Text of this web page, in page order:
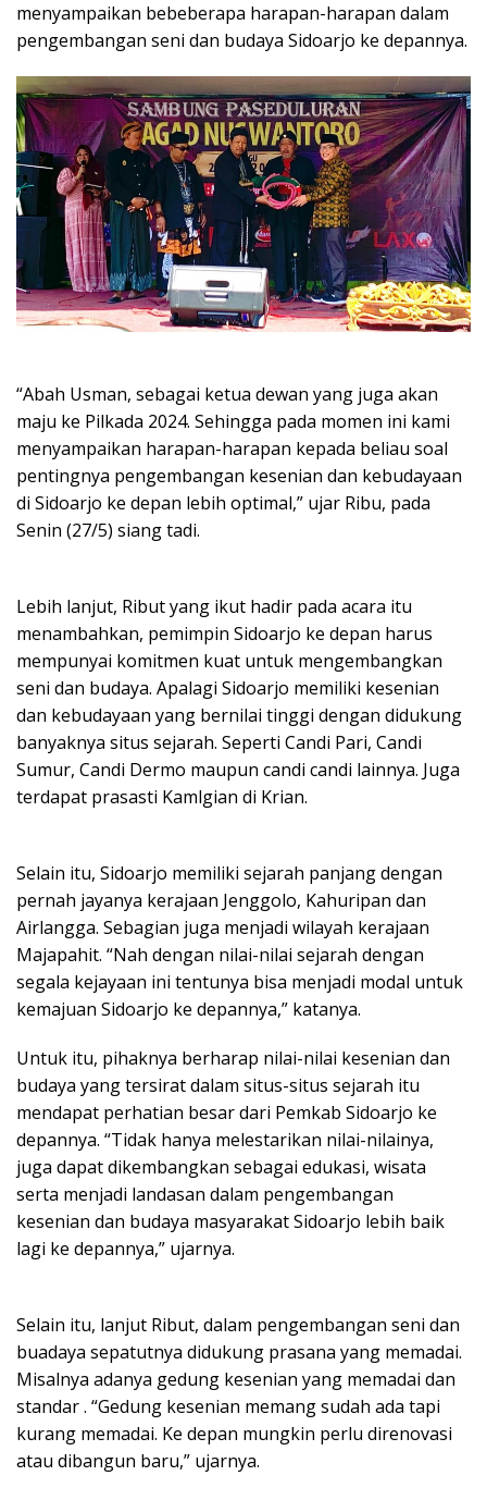
menyampaikan bebeberapa harapan-harapan dalam
pengembangan seni dan budaya Sidoarjo ke depannya.
“Abah Usman, sebagai ketua dewan yang juga akan
maju ke Pilkada 2024. Sehingga pada momen ini kami
menyampaikan harapan-harapan kepada beliau soal
pentingnya pengembangan kesenian dan kebudayaan
di Sidoarjo ke depan lebih optimal,” ujar Ribu, pada
Senin (27/5) siang tadi.
Lebih lanjut, Ribut yang ikut hadir pada acara itu
menambahkan, pemimpin Sidoarjo ke depan harus
mempunyai komitmen kuat untuk mengembangkan
seni dan budaya. Apalagi Sidoarjo memiliki kesenian
dan kebudayaan yang bernilai tinggi dengan didukung
banyaknya situs sejarah. Seperti Candi Pari, Candi
Sumur, Candi Dermo maupun candi candi lainnya. Juga
terdapat prasasti Kamlgian di Krian.
Selain itu, Sidoarjo memiliki sejarah panjang dengan
pernah jayanya kerajaan Jenggolo, Kahuripan dan
Airlangga. Sebagian juga menjadi wilayah kerajaan
Majapahit. “Nah dengan nilai-nilai sejarah dengan
segala kejayaan ini tentunya bisa menjadi modal untuk
kemajuan Sidoarjo ke depannya,” katanya.
Untuk itu, pihaknya berharap nilai-nilai kesenian dan
budaya yang tersirat dalam situs-situs sejarah itu
mendapat perhatian besar dari Pemkab Sidoarjo ke
depannya. “Tidak hanya melestarikan nilai-nilainya,
juga dapat dikembangkan sebagai edukasi, wisata
serta menjadi landasan dalam pengembangan
kesenian dan budaya masyarakat Sidoarjo lebih baik
lagi ke depannya,” ujarnya.
Selain itu, lanjut Ribut, dalam pengembangan seni dan
buadaya sepatutnya didukung prasana yang memadai.
Misalnya adanya gedung kesenian yang memadai dan
standar . “Gedung kesenian memang sudah ada tapi
kurang memadai. Ke depan mungkin perlu direnovasi
atau dibangun baru,” ujarnya.